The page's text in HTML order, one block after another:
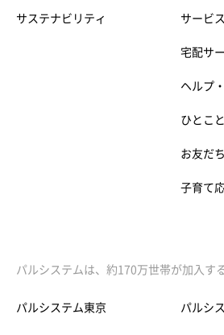
サステナビリティ サービス
宅配サ
ヘルプ
ひとこ
お友だ
子育て
パルシステムは、約170万世帯が加入す
パルシステム東京 パルシ